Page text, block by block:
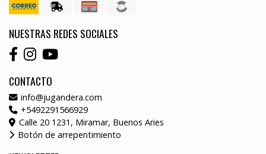
NUESTRAS REDES SOCIALES
CONTACTO
info@jugandera.com
+5492291566929
Calle 20 1231, Miramar, Buenos Aries
Botón de arrepentimiento